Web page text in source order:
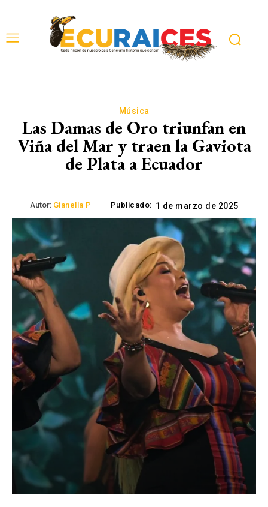
Música
Las Damas de Oro triunfan en
Viña del Mar y traen la Gaviota
de Plata a Ecuador
Autor: Gianella P Publicado: 1 de marzo de 2025